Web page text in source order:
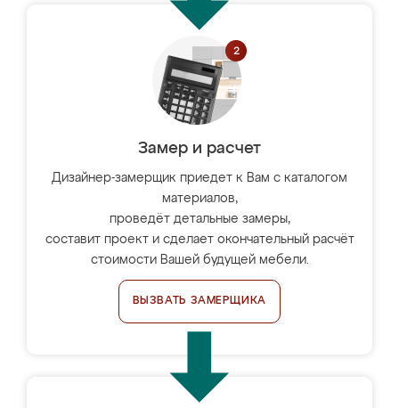
Замер и расчет
Дизайнер-замерщик приедет к Вам с каталогом
материалов,
проведёт детальные замеры,
составит проект и сделает окончательный расчёт
стоимости Вашей будущей мебели.
ВЫЗВАТЬ ЗАМЕРЩИКА